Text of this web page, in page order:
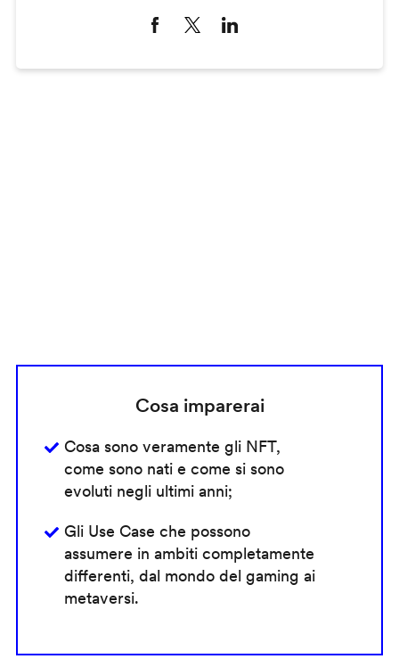
Cosa imparerai
Cosa sono veramente gli NFT,
come sono nati e come si sono
evoluti negli ultimi anni;
Gli Use Case che possono
assumere in ambiti completamente
differenti, dal mondo del gaming ai
metaversi.